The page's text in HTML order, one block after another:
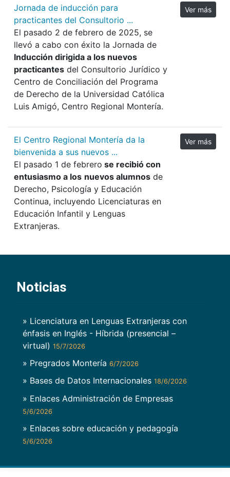
Jornada de inducción para
practicantes del Consultorio ...
El pasado 2 de febrero de 2025, se
llevó a cabo con éxito la Jornada de
Inducción dirigida a los nuevos
practicantes del Consultorio Jurídico y
Centro de Conciliación del Programa
de Derecho de la Universidad Católica
Luis Amigó, Centro Regional Montería.
Ver más
El Centro Regional Montería da la
bienvenida a sus nuevos ...
El pasado 1 de febrero se recibió con
entusiasmo a los nuevos alumnos de
Derecho, Psicología y Educación
Continua, incluyendo Licenciaturas en
Educación Infantil y Lenguas
Extranjeras.
Ver más
Noticias
» Licenciatura en Lenguas Extranjeras con
énfasis en Inglés - Híbrida (presencial –
virtual) 15/7/2026
» Pregrados Montería 6/7/2026
» Bases de Datos Internacionales 18/6/2026
» Enlaces Administración de Empresas
5/6/2026
» Enlaces sobre educación y pedagogía
5/6/2026